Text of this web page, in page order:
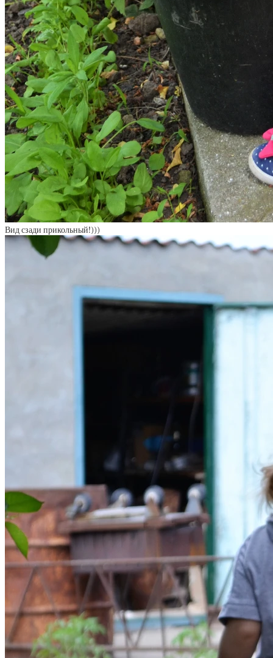
Вид сзади прикольный!)))